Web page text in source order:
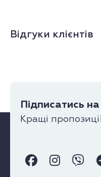
Відгуки клієнтів
Підписатись
Кращі